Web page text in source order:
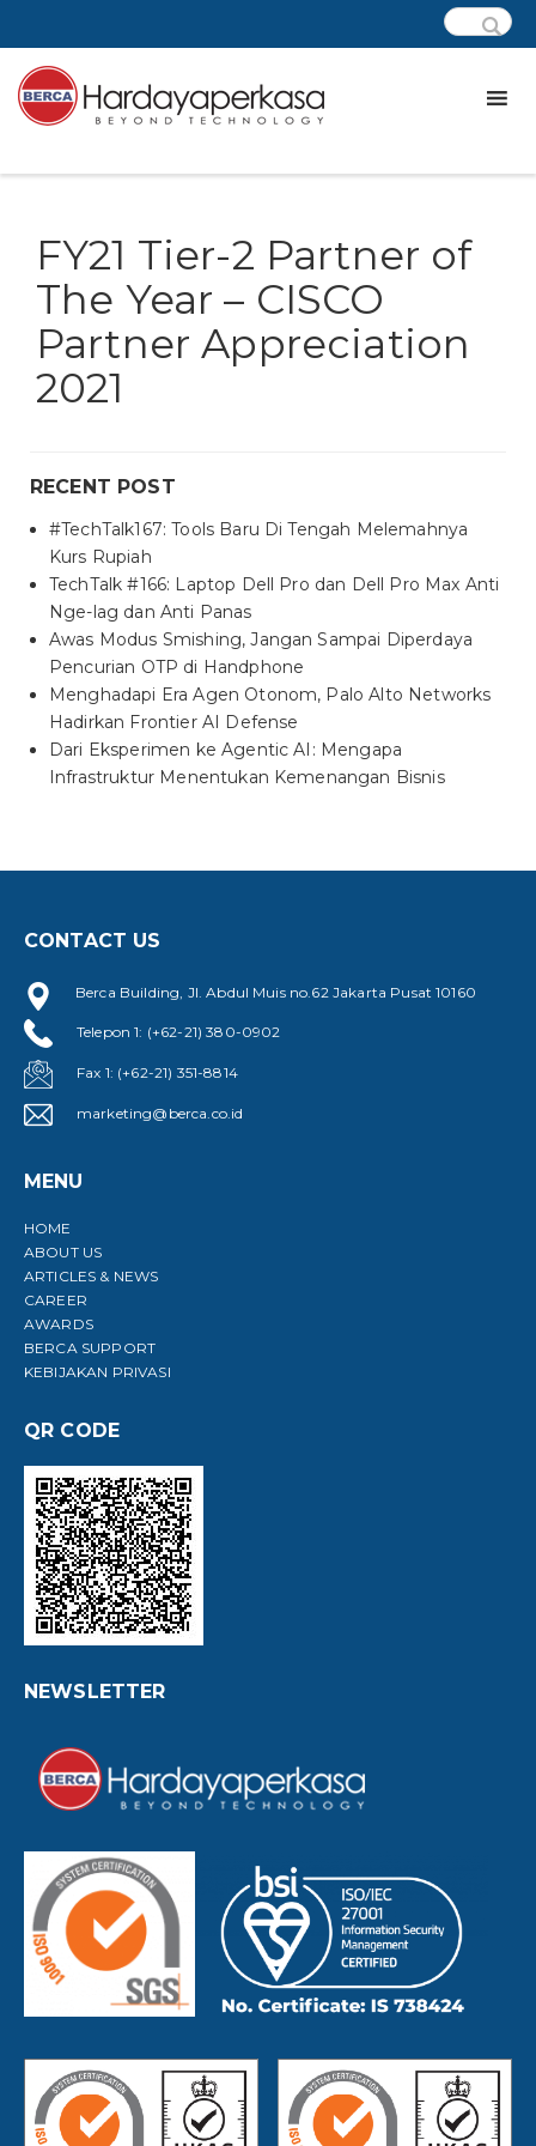
FY21 Tier-2 Partner of
The Year – CISCO
Partner Appreciation
2021
RECENT POST
#TechTalk167: Tools Baru Di Tengah Melemahnya
Kurs Rupiah
TechTalk #166: Laptop Dell Pro dan Dell Pro Max Anti
Nge-lag dan Anti Panas
Awas Modus Smishing, Jangan Sampai Diperdaya
Pencurian OTP di Handphone
Menghadapi Era Agen Otonom, Palo Alto Networks
Hadirkan Frontier AI Defense
Dari Eksperimen ke Agentic AI: Mengapa
Infrastruktur Menentukan Kemenangan Bisnis
CONTACT US
Berca Building, Jl. Abdul Muis no.62 Jakarta Pusat 10160
Telepon 1: (+62-21) 380-0902
Fax 1: (+62-21) 351-8814
marketing@berca.co.id
MENU
HOME
ABOUT US
ARTICLES & NEWS
CAREER
AWARDS
BERCA SUPPORT
KEBIJAKAN PRIVASI
QR CODE
NEWSLETTER